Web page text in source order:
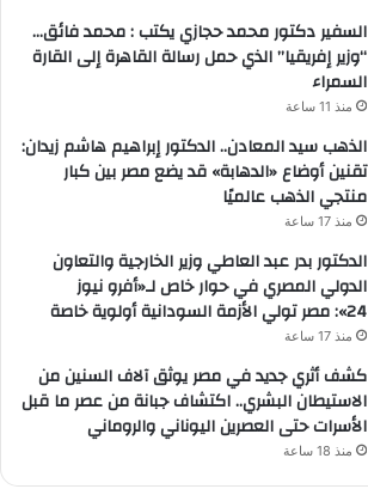
السفير دكتور محمد حجازي يكتب : محمد فائق…
“وزير إفريقيا” الذي حمل رسالة القاهرة إلى القارة
السمراء
منذ 11 ساعة
الذهب سيد المعادن.. الدكتور إبراهيم هاشم زيدان:
تقنين أوضاع «الدهابة» قد يضع مصر بين كبار
منتجي الذهب عالميًا
منذ 17 ساعة
الدكتور بدر عبد العاطي وزير الخارجية والتعاون
الدولي المصري في حوار خاص لـ«أفرو نيوز
24»: مصر تولي الأزمة السودانية أولوية خاصة
منذ 17 ساعة
كشف أثري جديد في مصر يوثق آلاف السنين من
الاستيطان البشري.. اكتشاف جبانة من عصر ما قبل
الأسرات حتى العصرين اليوناني والروماني
منذ 18 ساعة